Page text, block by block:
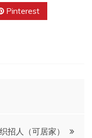
Pinterest
招人（可居家）